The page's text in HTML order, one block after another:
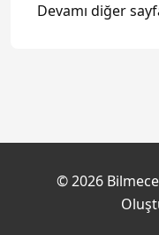
Devamı diğer
© 2026